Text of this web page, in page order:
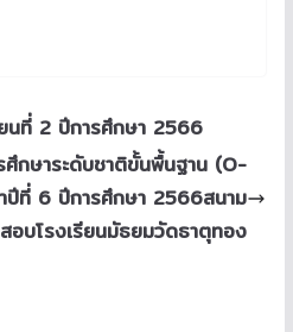
นที่ 2 ปีการศึกษา 2566
ศึกษาระดับชาติขั้นพื้นฐาน (O-
ปีที่ 6 ปีการศึกษา 2566สนาม
สอบโรงเรียนมัธยมวัดธาตุทอง